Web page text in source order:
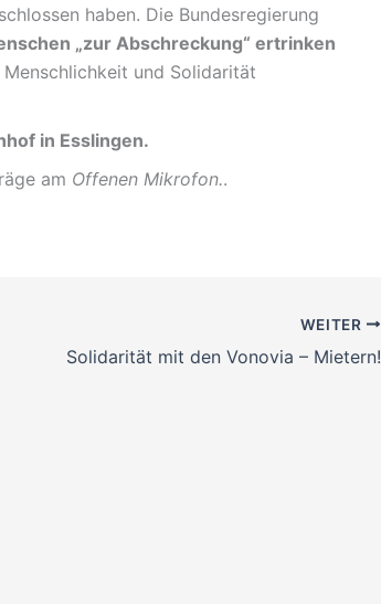
haben. Die Bundesregierung
„zur Abschreckung“ ertrinken
und Solidarität
in Esslingen.
am Offenen Mikrofon..
WEITER
Solidarität mit den Vonovia – Mietern!